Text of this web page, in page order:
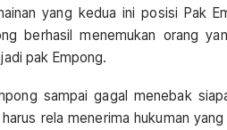
yang kedua ini posisi Pak
berhasil menemukan orang
pak Empong.
sampai gagal menebak
rela menerima hukuman